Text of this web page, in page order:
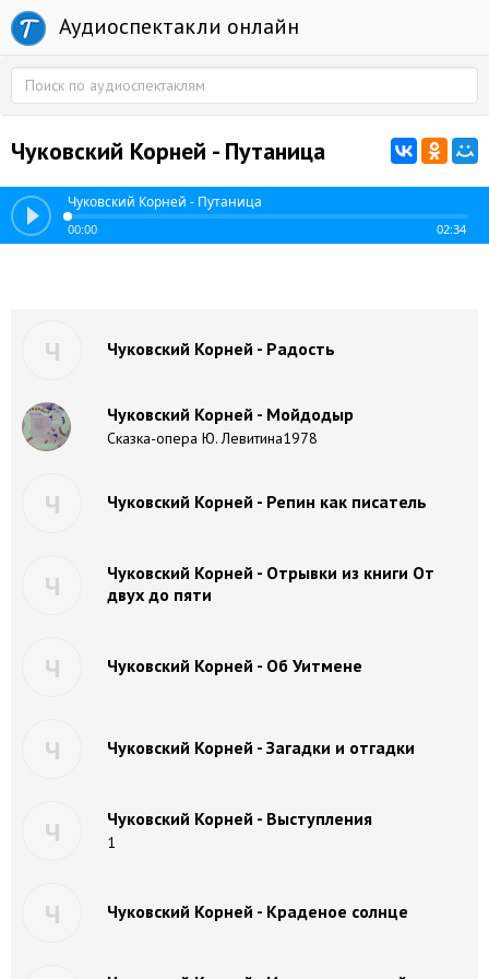
Аудиоспектакли онлайн
Чуковский Корней - Путаница
Чуковский Корней - Путаница
00:00 02:34
Ч Чуковский Корней - Радость
Чуковский Корней - Мойдодыр
Сказка-опера Ю. Левитина1978
Ч Чуковский Корней - Репин как писатель
Ч
Чуковский Корней - Отрывки из книги От
двух до пяти
Ч Чуковский Корней - Об Уитмене
Ч Чуковский Корней - Загадки и отгадки
Ч Чуковский Корней - Выступления
1
Ч Чуковский Корней - Краденое солнце